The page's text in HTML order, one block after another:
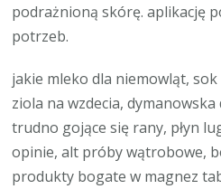
podrażnioną skórę. aplikację
potrzeb.
jakie mleko dla niemowląt,
ziola na wzdecia,
trudno gojące się rany, płyn
opinie, alt próby wątrobowe,
produkty bogate w magnez